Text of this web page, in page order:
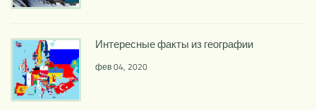
Интересные факты из географии
фев 04, 2020